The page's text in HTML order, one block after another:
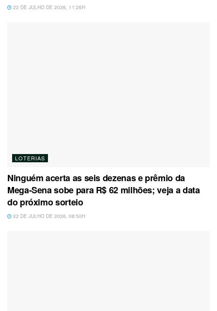
22 DE JULHO DE 2026, 11:26H
LOTERIAS
Ninguém acerta as seis dezenas e prêmio da
Mega-Sena sobe para R$ 62 milhões; veja a data
do próximo sorteio
22 DE JULHO DE 2026, 08:50H